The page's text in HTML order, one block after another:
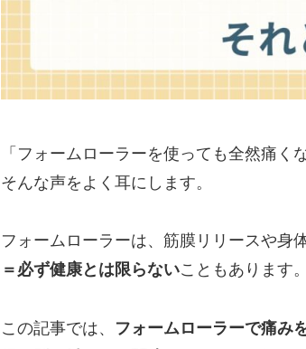
「フォームローラーを使っても全然痛く
そんな声をよく耳にします。
フォームローラーは、筋膜リリースや身
＝必ず健康とは限らないこともあります。
この記事では、 フォームローラーで痛み